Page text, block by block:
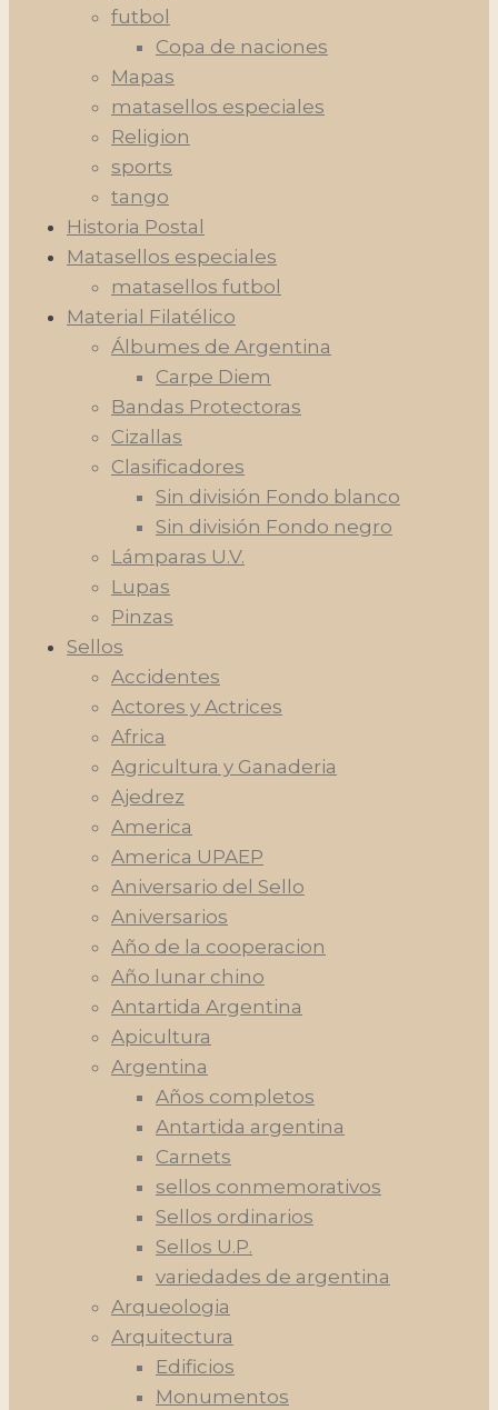
futbol
Copa de naciones
Mapas
matasellos especiales
Religion
sports
tango
Historia Postal
Matasellos especiales
matasellos futbol
Material Filatélico
Álbumes de Argentina
Carpe Diem
Bandas Protectoras
Cizallas
Clasificadores
Sin división Fondo blanco
Sin división Fondo negro
Lámparas U.V.
Lupas
Pinzas
Sellos
Accidentes
Actores y Actrices
Africa
Agricultura y Ganaderia
Ajedrez
America
America UPAEP
Aniversario del Sello
Aniversarios
Año de la cooperacion
Año lunar chino
Antartida Argentina
Apicultura
Argentina
Años completos
Antartida argentina
Carnets
sellos conmemorativos
Sellos ordinarios
Sellos U.P.
variedades de argentina
Arqueologia
Arquitectura
Edificios
Monumentos